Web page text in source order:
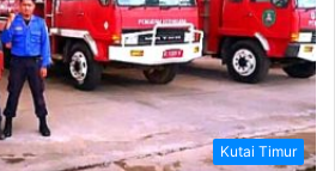
Kutai Timur